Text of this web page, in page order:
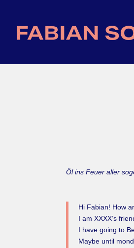
Öl ins Feuer aller
Hi Fabian! How
I am XXXX’s
I have going to
Maybe until